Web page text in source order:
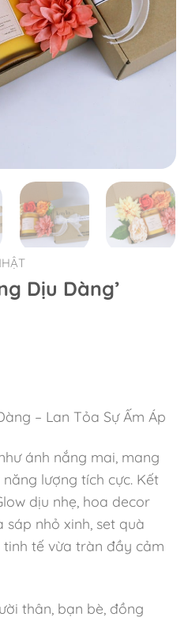
Dịu Dàng’
– Lan Tỏa Sự Ấm Áp
ánh nắng mai, mang
lượng tích cực. Kết
dịu nhẹ, hoa decor
nhỏ xinh, set quà
tế vừa tràn đầy cảm
thân, bạn bè, đồng